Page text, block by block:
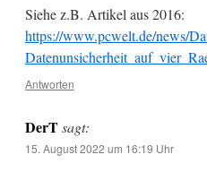
Siehe z.B. Artikel aus 2016:
https://www.pcwelt.de/news/
Antworten
DerT sagt:
15. August 2022 um 16:19 Uhr